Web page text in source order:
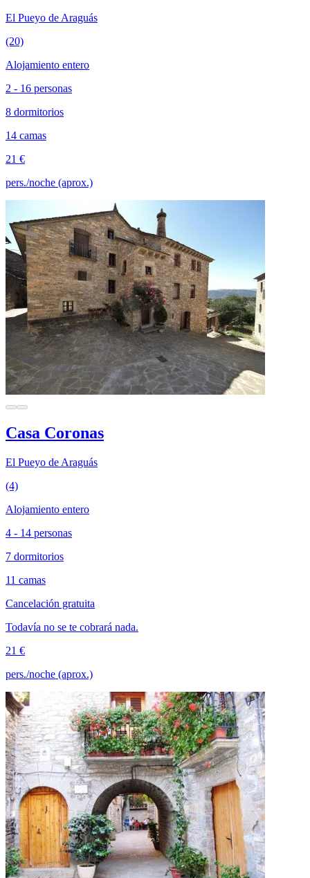
El Pueyo de Araguás
(20)
Alojamiento entero
2 - 16 personas
8 dormitorios
14 camas
21 €
pers./noche (aprox.)
Casa Coronas
El Pueyo de Araguás
(4)
Alojamiento entero
4 - 14 personas
7 dormitorios
11 camas
Cancelación gratuita
Todavía no se te cobrará nada.
21 €
pers./noche (aprox.)